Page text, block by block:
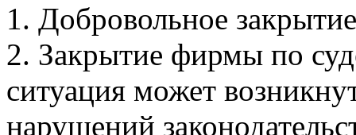
1. Добровольное
2. Закрытие фирмы по
ситуация может
нарушений